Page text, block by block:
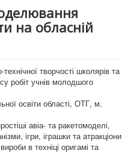
на обласній
творчості школярів та
робіт учнів молодшого
освіти області, ОТГ, м.
авіа- та ракетомоделі,
ігри, іграшки та атракціони
в техніці оригамі та